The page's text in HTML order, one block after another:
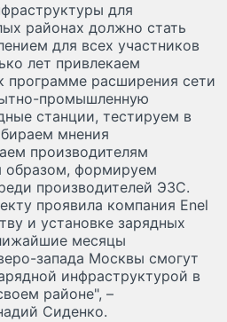
для
районах должно стать
для всех участников
лет привлекаем
программе расширения сети
промышленную
станции, тестируем в
мнения
производителям
образом, формируем
производителей ЭЗС.
проявила компания Enel
и установке зарядных
месяцы
запада Москвы смогут
инфраструктурой в
районе", –
Сиденко.